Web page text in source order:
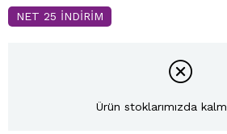
NET 25 İNDİRİM
Ürün stoklarımızda